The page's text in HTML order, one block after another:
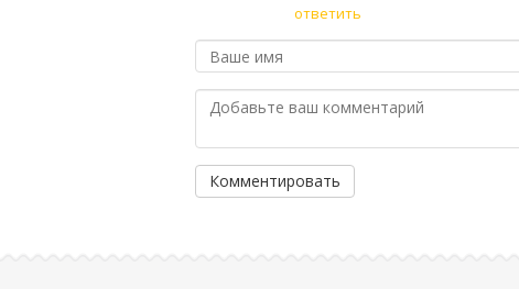
ответить
Комментировать